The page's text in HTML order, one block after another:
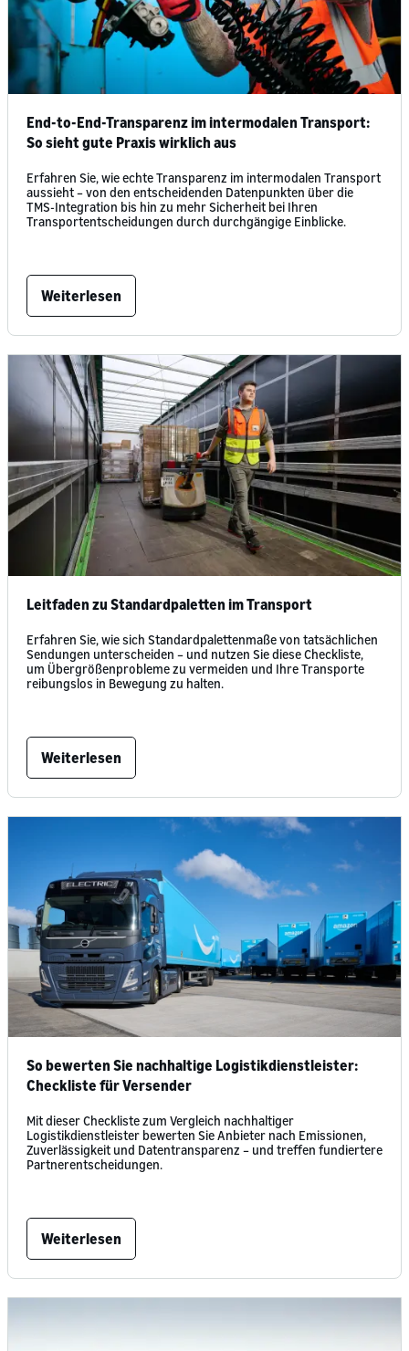
End-to-End-Transparenz im intermodalen Transport:
So sieht gute Praxis wirklich aus
Erfahren Sie, wie echte Transparenz im intermodalen Transport
aussieht – von den entscheidenden Datenpunkten über die
TMS-Integration bis hin zu mehr Sicherheit bei Ihren
Transportentscheidungen durch durchgängige Einblicke.
Weiterlesen
Leitfaden zu Standardpaletten im Transport
Erfahren Sie, wie sich Standardpalettenmaße von tatsächlichen
Sendungen unterscheiden – und nutzen Sie diese Checkliste,
um Übergrößenprobleme zu vermeiden und Ihre Transporte
reibungslos in Bewegung zu halten.
Weiterlesen
So bewerten Sie nachhaltige Logistikdienstleister:
Checkliste für Versender
Mit dieser Checkliste zum Vergleich nachhaltiger
Logistikdienstleister bewerten Sie Anbieter nach Emissionen,
Zuverlässigkeit und Datentransparenz – und treffen fundiertere
Partnerentscheidungen.
Weiterlesen